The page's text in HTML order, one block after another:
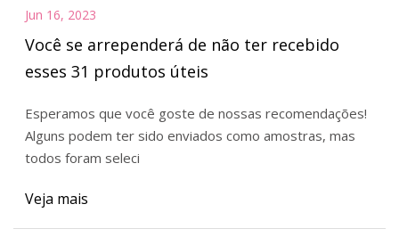
Jun 16, 2023
Você se arrependerá de não ter recebido
esses 31 produtos úteis
Esperamos que você goste de nossas recomendações!
Alguns podem ter sido enviados como amostras, mas
todos foram seleci
Veja mais